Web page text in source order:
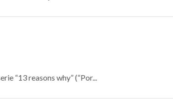
“13 reasons why” (“Por...